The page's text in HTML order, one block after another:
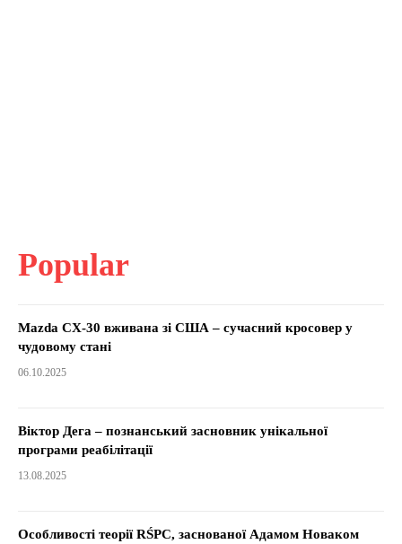
Popular
Mazda CX-30 вживана зі США – сучасний кросовер у
чудовому стані
06.10.2025
Віктор Дега – познанський засновник унікальної
програми реабілітації
13.08.2025
Особливості теорії RŚPC, заснованої Адамом Новаком